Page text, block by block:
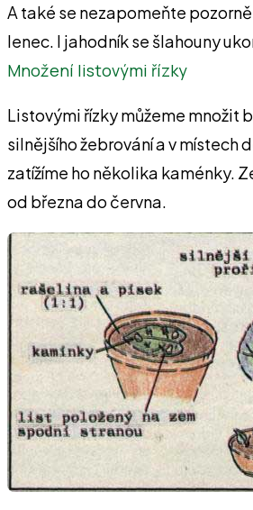
A také se nezapomeňte
lenec. I jahodník se šlahouny
Množení listovými řízky
Listovými řízky můžeme množit
silnějšího žebrování a v místech
zatížíme ho několika kaménky.
od března do června.